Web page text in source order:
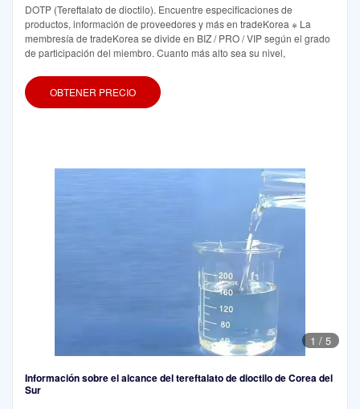
DOTP (Tereftalato de dioctilo). Encuentre especificaciones de
productos, información de proveedores y más en tradeKorea ※ La
membresía de tradeKorea se divide en BIZ / PRO / VIP según el grado
de participación del miembro. Cuanto más alto sea su nivel,
OBTENER PRECIO
1 / 5
Información sobre el alcance del tereftalato de dioctilo de Corea del
Sur